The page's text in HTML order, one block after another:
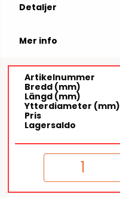
Detaljer
Mer info
Artikelnummer
Bredd (mm)
Längd (mm)
Ytterdiameter (mm)
Pris
Lagersaldo